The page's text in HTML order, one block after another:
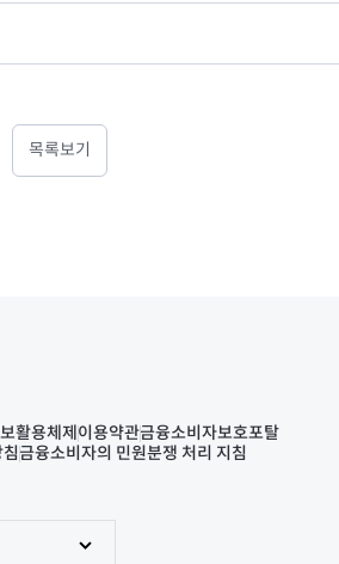
목록보기
활용체제 이용약관금융소비자보호포탈
금융소비자의 민원분쟁 처리 지침